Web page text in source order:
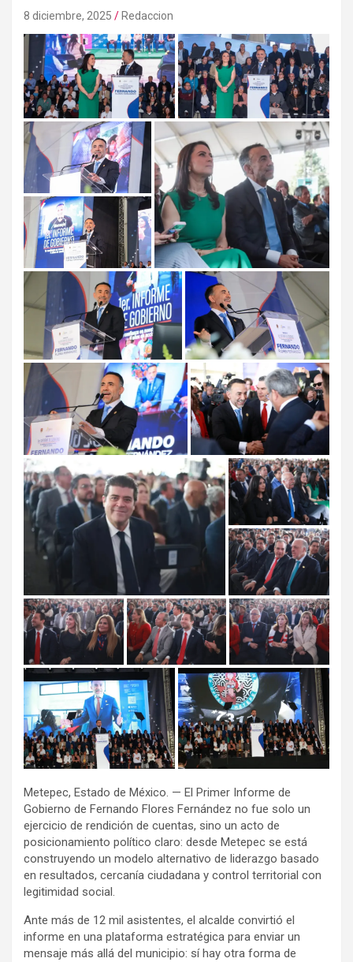
8 diciembre, 2025 Redaccion
Metepec, Estado de México. — El Primer Informe de
Gobierno de Fernando Flores Fernández no fue solo un
ejercicio de rendición de cuentas, sino un acto de
posicionamiento político claro: desde Metepec se está
construyendo un modelo alternativo de liderazgo basado
en resultados, cercanía ciudadana y control territorial con
legitimidad social.
Ante más de 12 mil asistentes, el alcalde convirtió el
informe en una plataforma estratégica para enviar un
mensaje más allá del municipio: sí hay otra forma de